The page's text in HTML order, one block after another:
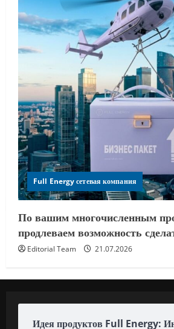
Full Energy сетевая компания
По вашим многочисленным
продлеваем возможность
Editorial Team 21.07.2026
Идея продуктов Full Energy: